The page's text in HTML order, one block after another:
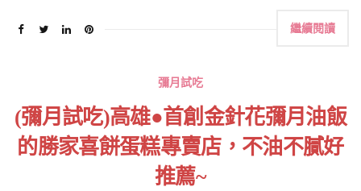
繼續閱讀
彌月試吃
(彌月試吃)高雄●首創金針花彌月油飯
的勝家喜餅蛋糕專賣店，不油不膩好
推薦~